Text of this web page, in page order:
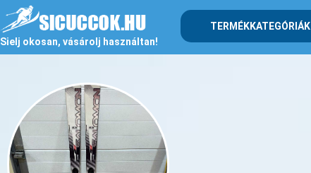
Sielj okosan, vásárolj használtan!
TERMÉKKATEGÓRIÁK